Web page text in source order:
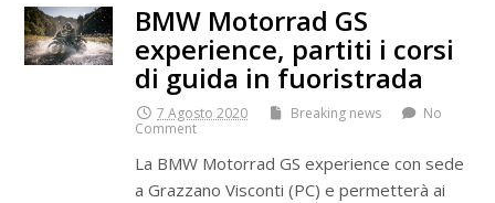
BMW Motorrad GS
experience, partiti i corsi
di guida in fuoristrada
7 Agosto 2020 Breaking news
No
Comment
La BMW Motorrad GS experience con sede
a Grazzano Visconti (PC) e permetterà ai